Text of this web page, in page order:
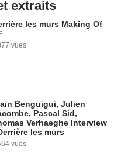
extraits
les murs Making Of
vues
Benguigui, Julien
Pascal Sid,
Verhaeghe Interview
les murs
vues